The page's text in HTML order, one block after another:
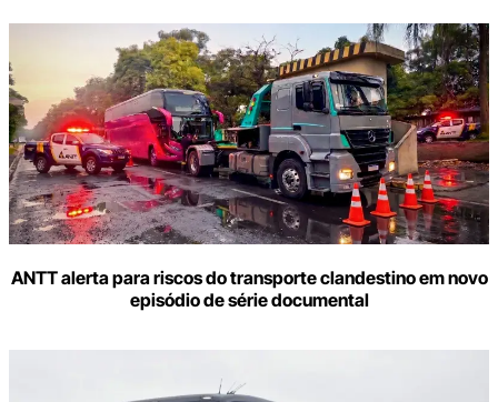
ANTT alerta para riscos do transporte clandestino em novo
episódio de série documental